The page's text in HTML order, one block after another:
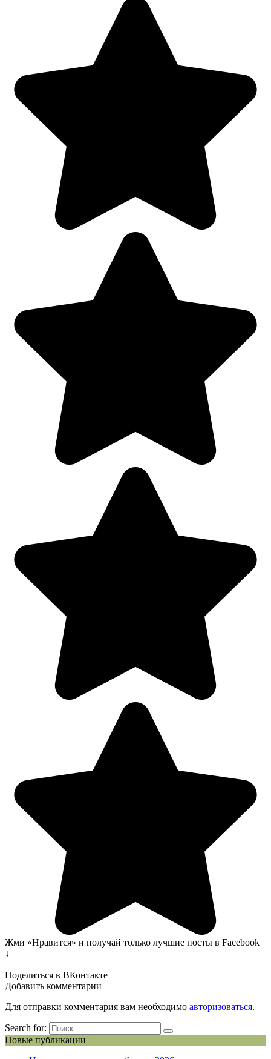
Жми «Нравится» и получай только лучшие посты в Facebook
↓
Поделиться в ВКонтакте
Добавить комментарии
Для отправки комментария вам необходимо авторизоваться.
Search for:
Новые публикации